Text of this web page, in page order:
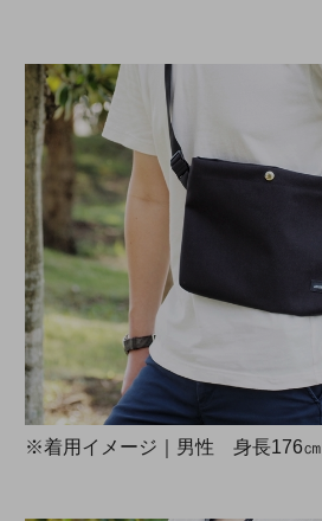
※着用イメージ｜男性 身長176㎝